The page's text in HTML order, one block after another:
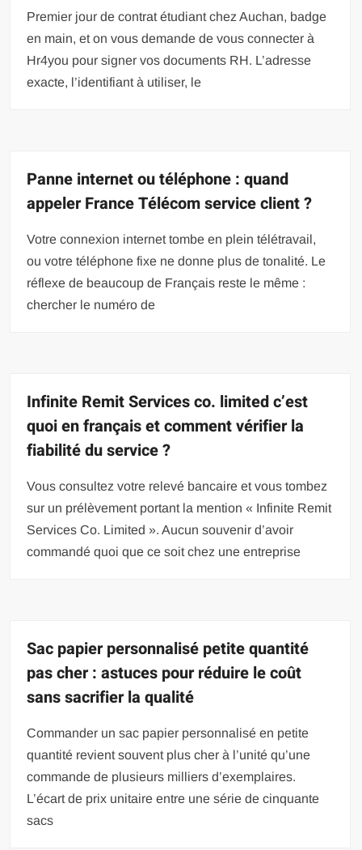
Premier jour de contrat étudiant chez Auchan, badge
en main, et on vous demande de vous connecter à
Hr4you pour signer vos documents RH. L’adresse
exacte, l’identifiant à utiliser, le
Panne internet ou téléphone : quand
appeler France Télécom service client ?
Votre connexion internet tombe en plein télétravail,
ou votre téléphone fixe ne donne plus de tonalité. Le
réflexe de beaucoup de Français reste le même :
chercher le numéro de
Infinite Remit Services co. limited c’est
quoi en français et comment vérifier la
fiabilité du service ?
Vous consultez votre relevé bancaire et vous tombez
sur un prélèvement portant la mention « Infinite Remit
Services Co. Limited ». Aucun souvenir d’avoir
commandé quoi que ce soit chez une entreprise
Sac papier personnalisé petite quantité
pas cher : astuces pour réduire le coût
sans sacrifier la qualité
Commander un sac papier personnalisé en petite
quantité revient souvent plus cher à l’unité qu’une
commande de plusieurs milliers d’exemplaires.
L’écart de prix unitaire entre une série de cinquante
sacs